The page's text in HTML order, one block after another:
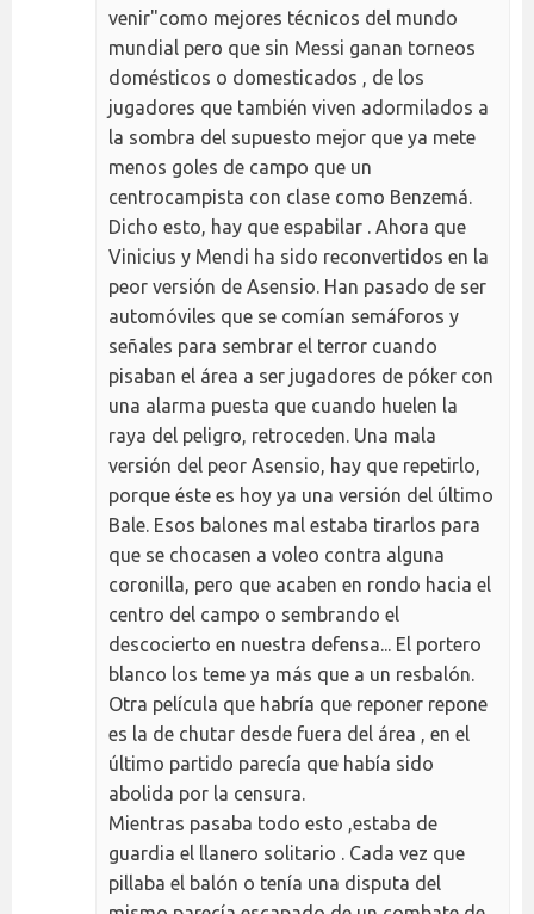
venir"como mejores técnicos del mundo
mundial pero que sin Messi ganan torneos
domésticos o domesticados , de los
jugadores que también viven adormilados a
la sombra del supuesto mejor que ya mete
menos goles de campo que un
centrocampista con clase como Benzemá.
Dicho esto, hay que espabilar . Ahora que
Vinicius y Mendi ha sido reconvertidos en la
peor versión de Asensio. Han pasado de ser
automóviles que se comían semáforos y
señales para sembrar el terror cuando
pisaban el área a ser jugadores de póker con
una alarma puesta que cuando huelen la
raya del peligro, retroceden. Una mala
versión del peor Asensio, hay que repetirlo,
porque éste es hoy ya una versión del último
Bale. Esos balones mal estaba tirarlos para
que se chocasen a voleo contra alguna
coronilla, pero que acaben en rondo hacia el
centro del campo o sembrando el
descocierto en nuestra defensa... El portero
blanco los teme ya más que a un resbalón.
Otra película que habría que reponer repone
es la de chutar desde fuera del área , en el
último partido parecía que había sido
abolida por la censura.
Mientras pasaba todo esto ,estaba de
guardia el llanero solitario . Cada vez que
pillaba el balón o tenía una disputa del